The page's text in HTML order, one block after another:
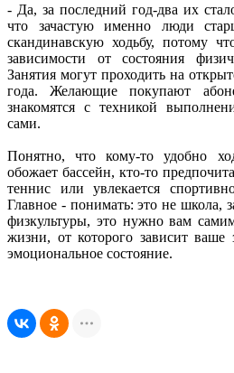
- Да, за последний год-два их
что зачастую именно люди
скандинавскую ходьбу, потому
зависимости от состояния
Занятия могут проходить на
года. Желающие покупают
знакомятся с техникой
сами.
Понятно, что кому-то удобно
обожает бассейн, кто-то
теннис или увлекается
Главное - понимать: это не школа,
физкультуры, это нужно вам
жизни, от которого зависит
эмоциональное состояние.